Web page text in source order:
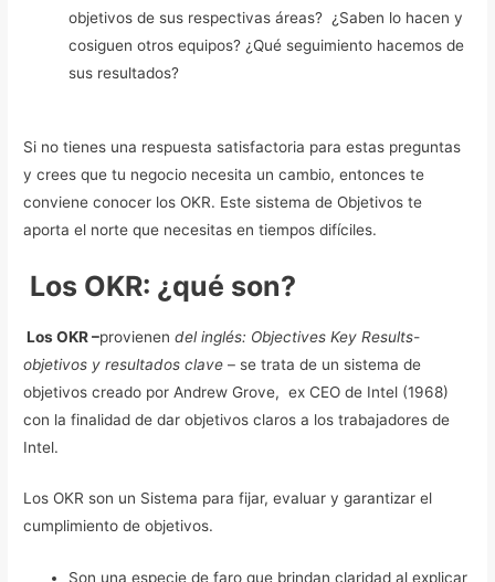
objetivos de sus respectivas áreas? ¿Saben lo hacen y
cosiguen otros equipos? ¿Qué seguimiento hacemos de
sus resultados?
Si no tienes una respuesta satisfactoria para estas preguntas
y crees que tu negocio necesita un cambio, entonces te
conviene conocer los OKR. Este sistema de Objetivos te
aporta el norte que necesitas en tiempos difíciles.
Los OKR: ¿qué son?
Los OKR –provienendel inglés: Objectives Key Results-
objetivos y resultados clave – se trata de un sistema de
objetivos creado por Andrew Grove, ex CEO de Intel (1968)
con la finalidad de dar objetivos claros a los trabajadores de
Intel.
Los OKR son un Sistema para fijar, evaluar y garantizar el
cumplimiento de objetivos.
Son una especie de faro que brindan claridad al explicar